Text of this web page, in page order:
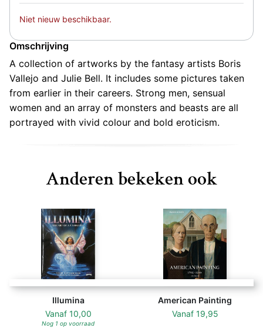
Niet nieuw beschikbaar.
Omschrijving
A collection of artworks by the fantasy artists Boris
Vallejo and Julie Bell. It includes some pictures taken
from earlier in their careers. Strong men, sensual
women and an array of monsters and beasts are all
portrayed with vivid colour and bold eroticism.
Anderen bekeken ook
Illumina
Vanaf 10,00
Nog 1 op voorraad
American Painting
Vanaf 19,95